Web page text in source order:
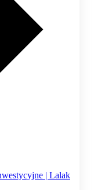
| Lalak